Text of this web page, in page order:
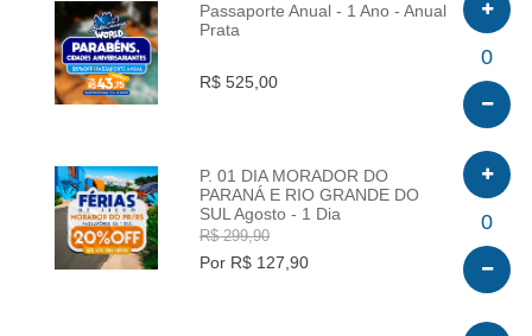
INFO
Passaporte Anual - 1 Ano - Anual
Prata
R$ 525,00
0
INFO
P. 01 DIA MORADOR DO
PARANÁ E RIO GRANDE DO
SUL Agosto - 1 Dia
R$ 299,90
Por R$ 127,90
0